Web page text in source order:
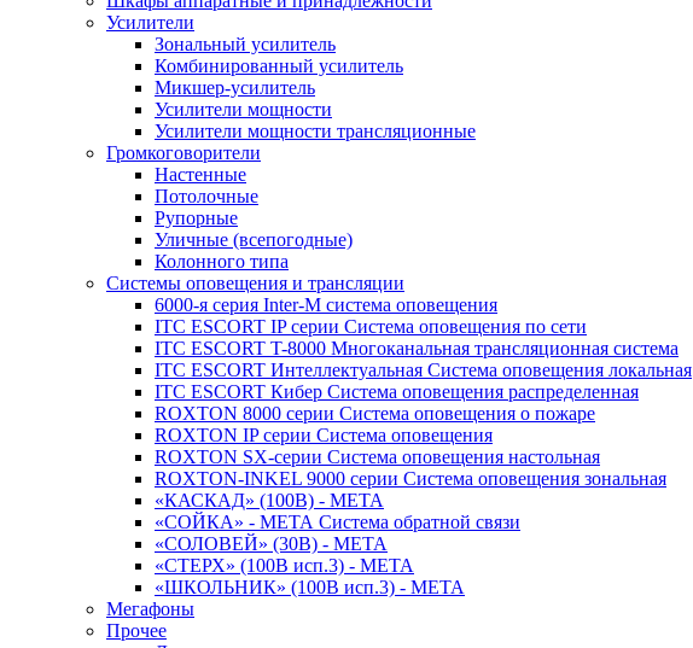
Усилители
Зональный усилитель
Комбинированный усилитель
Микшер-усилитель
Усилители мощности
Усилители мощности трансляционные
Громкоговорители
Настенные
Потолочные
Рупорные
Уличные (всепогодные)
Колонного типа
Системы оповещения и трансляции
6000-я серия Inter-M система оповещения
ITC ESCORT IP серии Система оповещения по сети
ITC ESCORT T-8000 Многоканальная трансляционная система
ITC ESCORT Интеллектуальная Система оповещения локальная
ITC ESCORT Кибер Система оповещения распределенная
ROXTON 8000 серии Система оповещения о пожаре
ROXTON IP серии Система оповещения
ROXTON SX-серии Система оповещения настольная
ROXTON-INKEL 9000 серии Система оповещения зональная
«КАСКАД» (100В) - МЕТА
«СОЙКА» - МЕТА Система обратной связи
«СОЛОВЕЙ» (30В) - МЕТА
«СТЕРХ» (100В исп.3) - МЕТА
«ШКОЛЬНИК» (100В исп.3) - МЕТА
Мегафоны
Прочее